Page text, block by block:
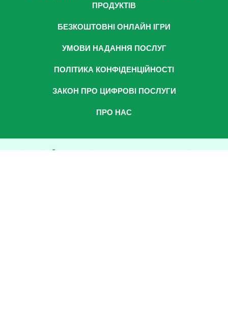
ПРОДУКТІВ
БЕЗКОШТОВНІ ОНЛАЙН ІГРИ
УМОВИ НАДАННЯ ПОСЛУГ
ПОЛІТИКА КОНФІДЕНЦІЙНОСТІ
ЗАКОН ПРО ЦИФРОВІ ПОСЛУГИ
ПРО НАС